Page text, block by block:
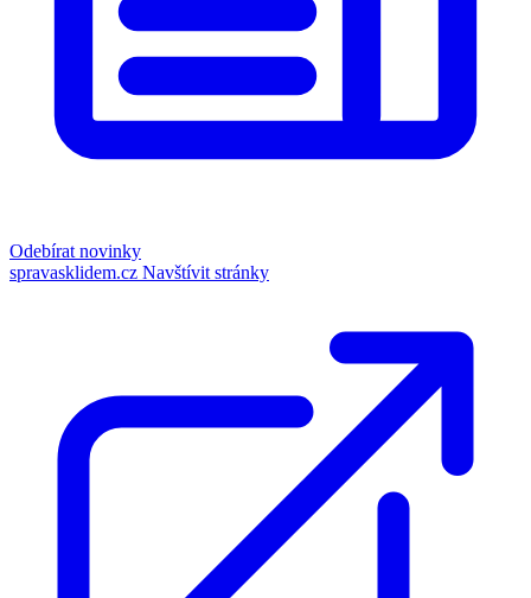
Odebírat novinky
spravasklidem.cz Navštívit stránky